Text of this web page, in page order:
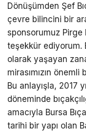
Dönüşümden Şef
çevre bilincini bir
sponsorumuz Pirge
teşekkür ediyorum.
olarak yaşayan
mirasımızın
Bu anlayışla, 2017
döneminde
amacıyla Bursa
tarihi bir yapı olan